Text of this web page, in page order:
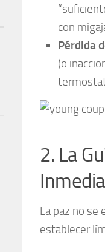
con
Pérdida
(o
2. La
La paz no se
establecer